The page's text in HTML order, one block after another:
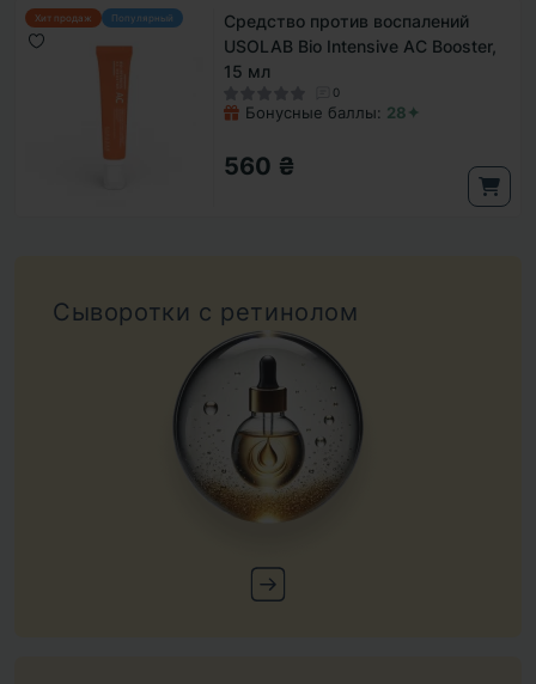
Хит продаж Популярный
Средство против воспалений
USOLAB Bio Intensive AC Booster,
15 мл
0
Бонусные баллы: 28✦
560 ₴
Сыворотки с ретинолом